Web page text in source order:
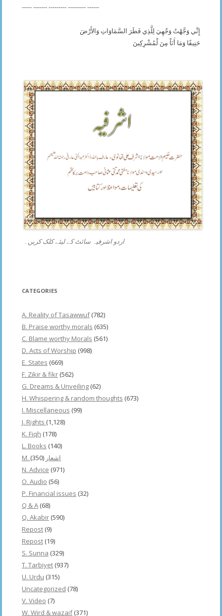
----- ------- --------- --------- ------
إِنِّي وَجَّهْتُ وَجْهِيَ لِلَّذِي فَطَرَ السَّمَاوَاتِ وَالأَرْضَ
حَنِيفًا وَمَا أَنَاْ مِنَ لْمُشْرِكِينَ
اردو اشرفیہ سائٹ کے لیئے کلک کریں۔
CATEGORIES
A. Reality of Tasawwuf(782)
B. Praise worthy morals (635)
C. Blame worthy Morals (561)
D. Acts of Worship (998)
E. States (669)
F. Zikir & fikr (562)
G. Dreams & Unveiling (62)
H. Whispering & random thoughts (673)
I. Miscellaneous (99)
J. Rights (1,128)
K. Fiqh (178)
L. Books (140)
M. اشعار (350)
N. Advice (971)
O. Audio (56)
P. Financial issues (32)
Q & A (68)
Q. Akabir (590)
Repost (9)
Repost (19)
S. Sunna (329)
T. Tarbiyet (937)
U. Urdu (315)
Uncategorized (78)
V. Video (7)
W. Wird & wazaif(371)